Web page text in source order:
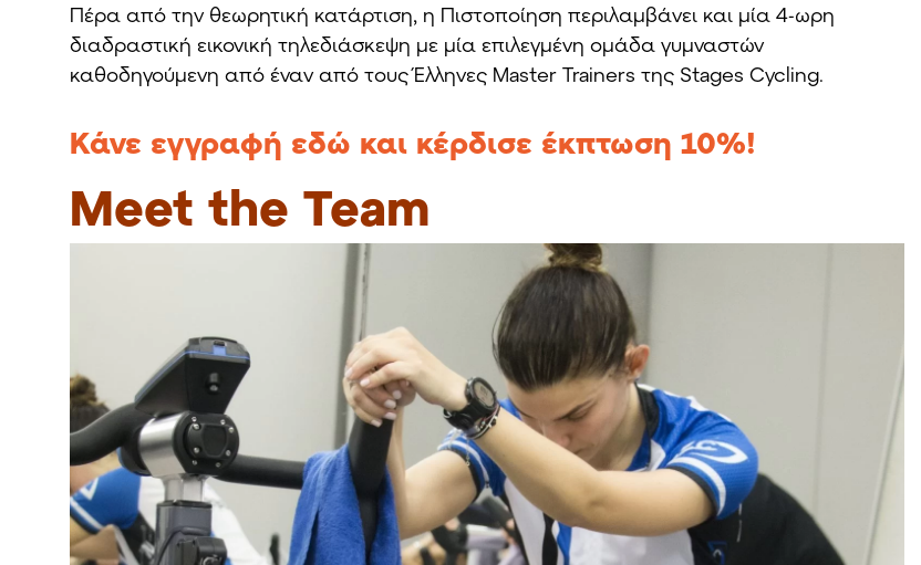
Πέρα από την θεωρητική κατάρτιση, η Πιστοποίηση περιλαμβάνει και μία 4-ωρη
διαδραστική εικονική τηλεδιάσκεψη με μία επιλεγμένη ομάδα γυμναστών
καθοδηγούμενη από έναν από τους Έλληνες Master Trainers της Stages Cycling.
Κάνε εγγραφή εδώ και κέρδισε έκπτωση 10%!
Meet the Team